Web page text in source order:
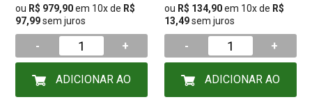
ou R$ 979,90em 10x de R$
97,99sem juros
- +
ou R$ 134,90em 10x de R$
13,49sem juros
- +